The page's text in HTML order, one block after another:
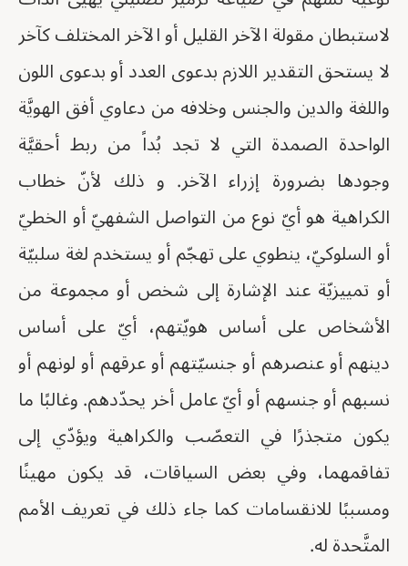
لاستبطان مقولة الآخر القليل أو الآخر المختلف كآخر
لا يستحق التقدير اللازم بدعوى العدد أو بدعوى اللون
واللغة والدين والجنس وخلافه من دعاوي أفق الهويَّة
الواحدة الصمدة التي لا تجد بُداً من ربط أحقيَّة
وجودها بضرورة إزراء الآخر. و ذلك لأنّ خطاب
الكراهية هو أيّ نوع من التواصل الشفهيّ أو الخطيّ
أو السلوكيّ، ينطوي على تهجّم أو يستخدم لغة سلبيّة
أو تمييزيّة عند الإشارة إلى شخص أو مجموعة من
الأشخاص على أساس هويّتهم، أيّ على أساس
دينهم أو عنصرهم أو جنسيّتهم أو عرقهم أو لونهم أو
نسبهم أو جنسهم أو أيّ عامل أخر يحدّدهم. وغالبًا ما
يكون متجذرًا في التعصّب والكراهية ويؤدّي إلى
تفاقمهما، وفي بعض السياقات، قد يكون مهينًا
ومسببًا للانقسامات كما جاء ذلك في تعريف الأمم
المتَّحدة له.